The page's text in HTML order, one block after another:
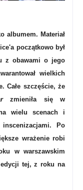
albumem. Materiał
początkowo był
z obawami o jego
wielkich
Całe szczęście, że
zmieniła się w
wielu scenach i
Po
wrażenie robi
w warszawskim
edycji tej, z roku na